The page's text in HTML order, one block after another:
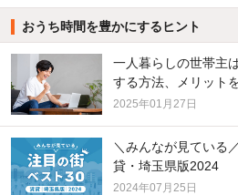
おうち時間を豊かにするヒント
一人暮らしの世帯主
する方法、メリット
2025年01月27日
＼みんなが見ている
貸・埼玉県版2024
2024年07月25日